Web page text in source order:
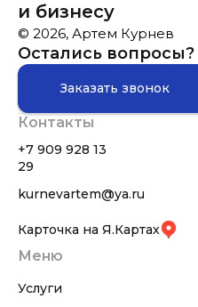
и бизнесу
© 2026, Артем Курнев
Остались вопросы?
Заказать звонок
Контакты
+7 909 928 13
29
kurnevartem@ya.ru
Карточка на Я.Картах
Меню
Услуги